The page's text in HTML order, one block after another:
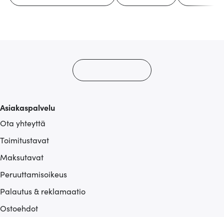
Asiakaspalvelu
Ota yhteyttä
Toimitustavat
Maksutavat
Peruuttamisoikeus
Palautus & reklamaatio
Ostoehdot